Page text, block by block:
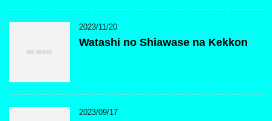
2023/11/20
Watashi no Shiawase na Kekkon
2023/09/17